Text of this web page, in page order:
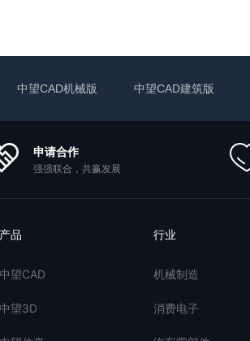
中望CAD机械版 中望CAD建筑版
申请合作
强强联合，共赢发展
产品
中望CAD
中望3D
行业
机械制造
消费电子